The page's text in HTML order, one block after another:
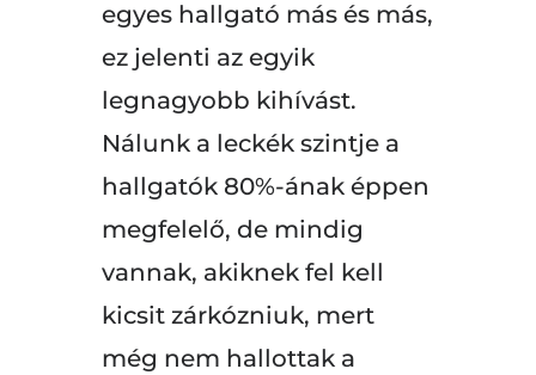
egyes hallgató más és más,
ez jelenti az egyik
legnagyobb kihívást.
Nálunk a leckék szintje a
hallgatók 80%-ának éppen
megfelelő, de mindig
vannak, akiknek fel kell
kicsit zárkózniuk, mert
még nem hallottak a